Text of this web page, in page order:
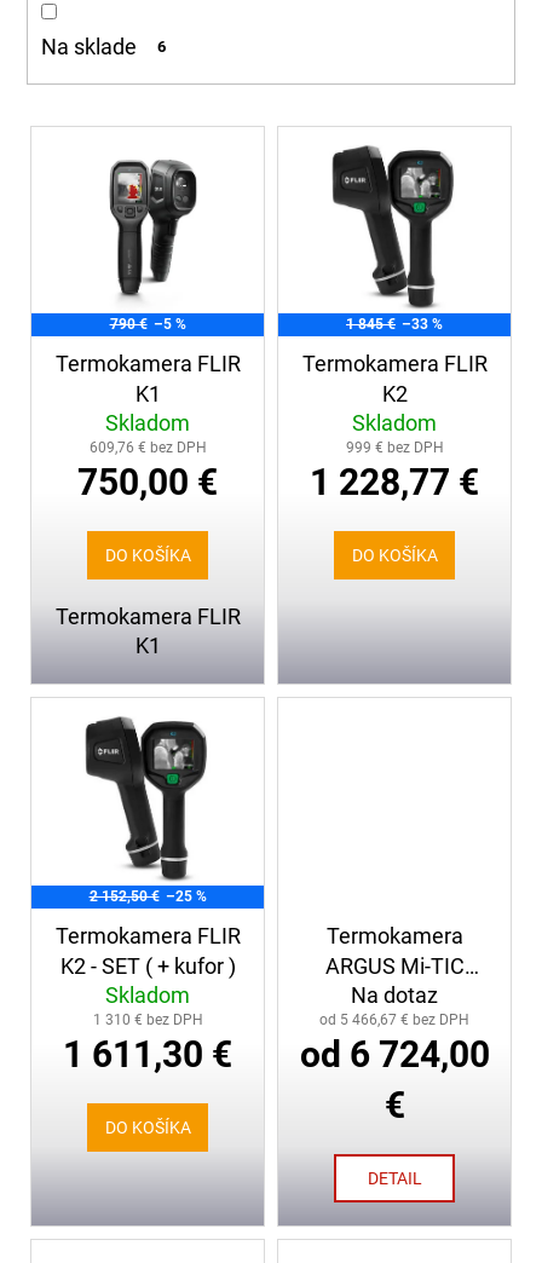
t
o
Na sklade 6
V
r 790 € –5 %
Termokamera FLIR
K1
Skladom
609,76 € bez DPH
750,00 €
DO KOŠÍKA
Termokamera FLIR
K1
1 845 € –33 %
Termokamera FLIR
K2
Skladom
999 € bez DPH
1 228,77 €
DO KOŠÍKA
2 152,50 € –25 %
Termokamera FLIR
K2 - SET ( + kufor )
Skladom
1 310 € bez DPH
1 611,30 €
DO KOŠÍKA
Termokamera
ARGUS Mi-TIC
Rosenbauer
Na dotaz
od 5 466,67 € bez DPH
od 6 724,00
€
DETAIL
á
s
ť
DVOJDIELNY,
116,85
€